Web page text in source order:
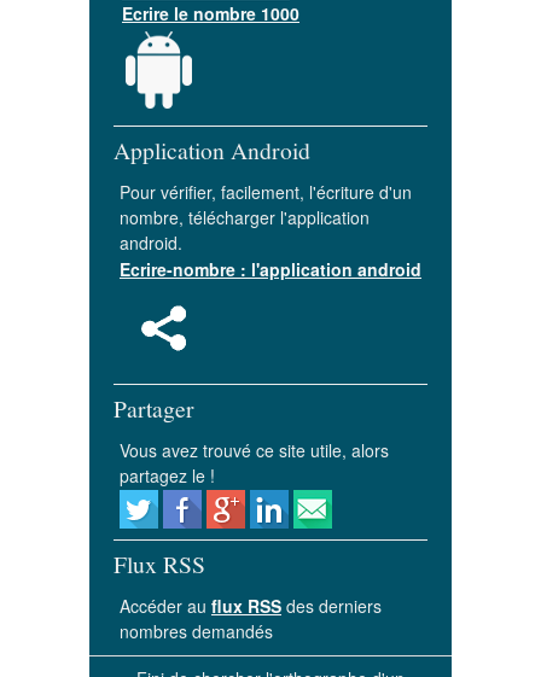
Ecrire le nombre 1000
Application Android
Pour vérifier, facilement, l'écriture d'un
nombre, télécharger l'application
android.
Ecrire-nombre : l'application android
Partager
Vous avez trouvé ce site utile, alors
partagez le !
Flux RSS
Accéder au flux RSS des derniers
nombres demandés